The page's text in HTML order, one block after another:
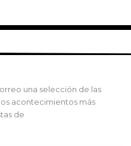
una selección de las
acontecimientos más
de